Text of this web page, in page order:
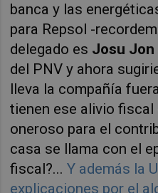
banca y las
para Repsol -
delegado es Josu Jon
del PNV y ahora
lleva la compañía
tienen ese alivio fiscal
oneroso para el
casa se llama con el
fiscal?...Y además la
explicaciones por el